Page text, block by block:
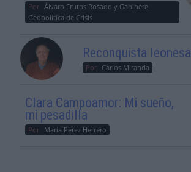
Por Álvaro Frutos Rosado y Gabinete
Geopolítica de Crisis
Reconquista leonesa
Por Carlos Miranda
Clara Campoamor: Mi sueño,
mi pesadilla
Por María Pérez Herrero